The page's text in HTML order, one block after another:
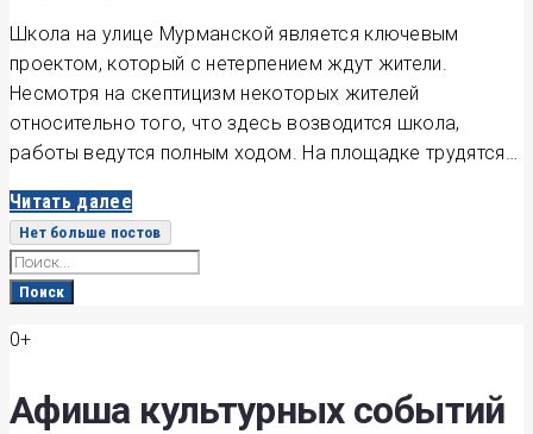
Школа на улице Мурманской является ключевым
проектом, который с нетерпением ждут жители.
Несмотря на скептицизм некоторых жителей
относительно того, что здесь возводится школа,
работы ведутся полным ходом. На площадке трудятся…
Читать далее
Нет больше постов
Search
for:
Поиск
0+
Афиша культурных событий